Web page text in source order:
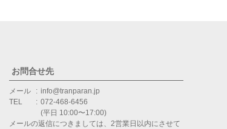
お問合せ先
メール
info@tranparan.jp
TEL
072-468-6456
(平日 10:00〜17:00)
メールの返信につきましては、2営業日以内にさせて